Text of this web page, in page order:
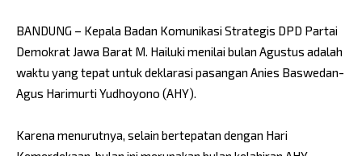
BANDUNG – Kepala Badan Komunikasi Strategis DPD Partai
Demokrat Jawa Barat M. Hailuki menilai bulan Agustus adalah
waktu yang tepat untuk deklarasi pasangan Anies Baswedan-
Agus Harimurti Yudhoyono (AHY).
Karena menurutnya, selain bertepatan dengan Hari